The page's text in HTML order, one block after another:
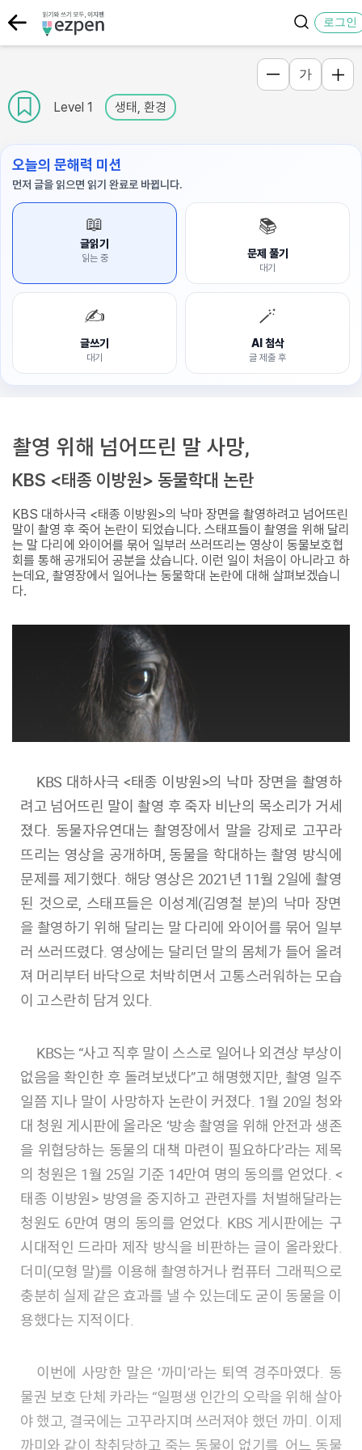
로그인
Level 1 생태, 환경
가
오늘의 문해력 미션
먼저 글을 읽으면 읽기 완료로 바뀝니다.
📖
글읽기
읽는 중
📚
문제 풀기
대기
✍️
글쓰기
대기
🪄
AI 첨삭
글 제출 후
촬영 위해 넘어뜨린 말 사망,
KBS <태종 이방원> 동물학대 논란
KBS 대하사극 <태종 이방원>의 낙마 장면을 촬영하려고 넘어뜨린
말이 촬영 후 죽어 논란이 되었습니다. 스태프들이 촬영을 위해 달리
는 말 다리에 와이어를 묶어 일부러 쓰러뜨리는 영상이 동물보호협
회를 통해 공개되어 공분을 샀습니다. 이런 일이 처음이 아니라고 하
는데요, 촬영장에서 일어나는 동물학대 논란에 대해 살펴보겠습니
다.
KBS 대하사극 <태종 이방원>의 낙마 장면을 촬영하
려고 넘어뜨린 말이 촬영 후 죽자 비난의 목소리가 거세
졌다. 동물자유연대는 촬영장에서 말을 강제로 고꾸라
뜨리는 영상을 공개하며, 동물을 학대하는 촬영 방식에
문제를 제기했다. 해당 영상은 2021년 11월 2일에 촬영
된 것으로, 스태프들은 이성계(김영철 분)의 낙마 장면
을 촬영하기 위해 달리는 말 다리에 와이어를 묶어 일부
러 쓰러뜨렸다. 영상에는 달리던 말의 몸체가 들어 올려
져 머리부터 바닥으로 처박히면서 고통스러워하는 모습
이 고스란히 담겨 있다.
KBS는 “사고 직후 말이 스스로 일어나 외견상 부상이
없음을 확인한 후 돌려보냈다”고 해명했지만, 촬영 일주
일쯤 지나 말이 사망하자 논란이 커졌다. 1월 20일 청와
대 청원 게시판에 올라온 ‘방송 촬영을 위해 안전과 생존
을 위협당하는 동물의 대책 마련이 필요하다’라는 제목
의 청원은 1월 25일 기준 14만여 명의 동의를 얻었다. <
태종 이방원> 방영을 중지하고 관련자를 처벌해달라는
청원도 6만여 명의 동의를 얻었다. KBS 게시판에는 구
시대적인 드라마 제작 방식을 비판하는 글이 올라왔다.
더미(모형 말)를 이용해 촬영하거나 컴퓨터 그래픽으로
충분히 실제 같은 효과를 낼 수 있는데도 굳이 동물을 이
용했다는 지적이다.
이번에 사망한 말은 ‘까미’라는 퇴역 경주마였다. 동
물권 보호 단체 카라는 “일평생 인간의 오락을 위해 살아
야 했고, 결국에는 고꾸라지며 쓰러져야 했던 까미. 이제
까미와 같이 착취당하고 죽는 동물이 없기를, 어느 동물